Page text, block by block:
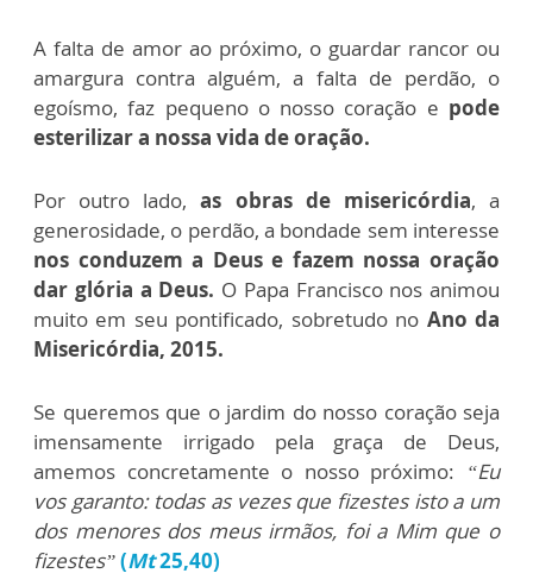
A falta de amor ao próximo, o guardar rancor ou
amargura contra alguém, a falta de perdão, o
egoísmo, faz pequeno o nosso coração e pode
esterilizar a nossa vida de oração.
Por outro lado,as obras de misericórdia, a
generosidade, o perdão, a bondade sem interesse
nos conduzem a Deus e fazem nossa oração
dar glória a Deus. O Papa Francisco nos animou
muito em seu pontificado, sobretudo no Ano da
Misericórdia, 2015.
Se queremos que o jardim do nosso coração seja
imensamente irrigado pela graça de Deus,
amemos concretamente o nosso próximo: “Eu
vos garanto: todas as vezes que fizestes isto a um
dos menores dos meus irmãos, foi a Mim que o
fizestes”(Mt25,40)